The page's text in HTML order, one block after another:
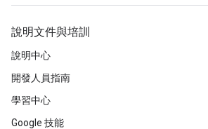
說明文件與培訓
說明中心
開發人員指南
學習中心
Google 技能